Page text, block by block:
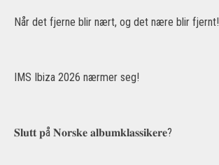
Når det fjerne blir nært, og det nære blir fjernt!
IMS Ibiza 2026 nærmer seg!
𝐒𝐥𝐮𝐭𝐭 𝐩å 𝐍𝐨𝐫𝐬𝐤𝐞 𝐚𝐥𝐛𝐮𝐦𝐤𝐥𝐚𝐬𝐬𝐢𝐤𝐞𝐫𝐞?